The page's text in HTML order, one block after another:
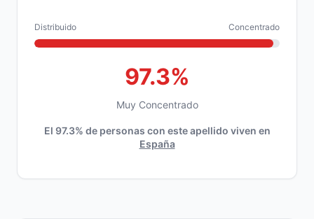
Distribuido Concentrado
97.3%
Muy Concentrado
El 97.3% de personas con este apellido viven en
España